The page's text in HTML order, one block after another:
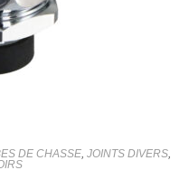
DE CHASSE, JOINTS DIVERS,